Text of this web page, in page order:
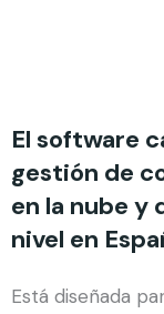
El software
gestión de
en la nube y
nivel en
Está diseñada